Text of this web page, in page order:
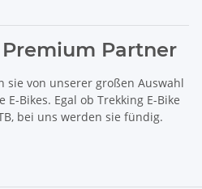
Partner
sie von unserer großen Auswahl
E-Bikes. Egal ob Trekking E-Bike
bei uns werden sie fündig.